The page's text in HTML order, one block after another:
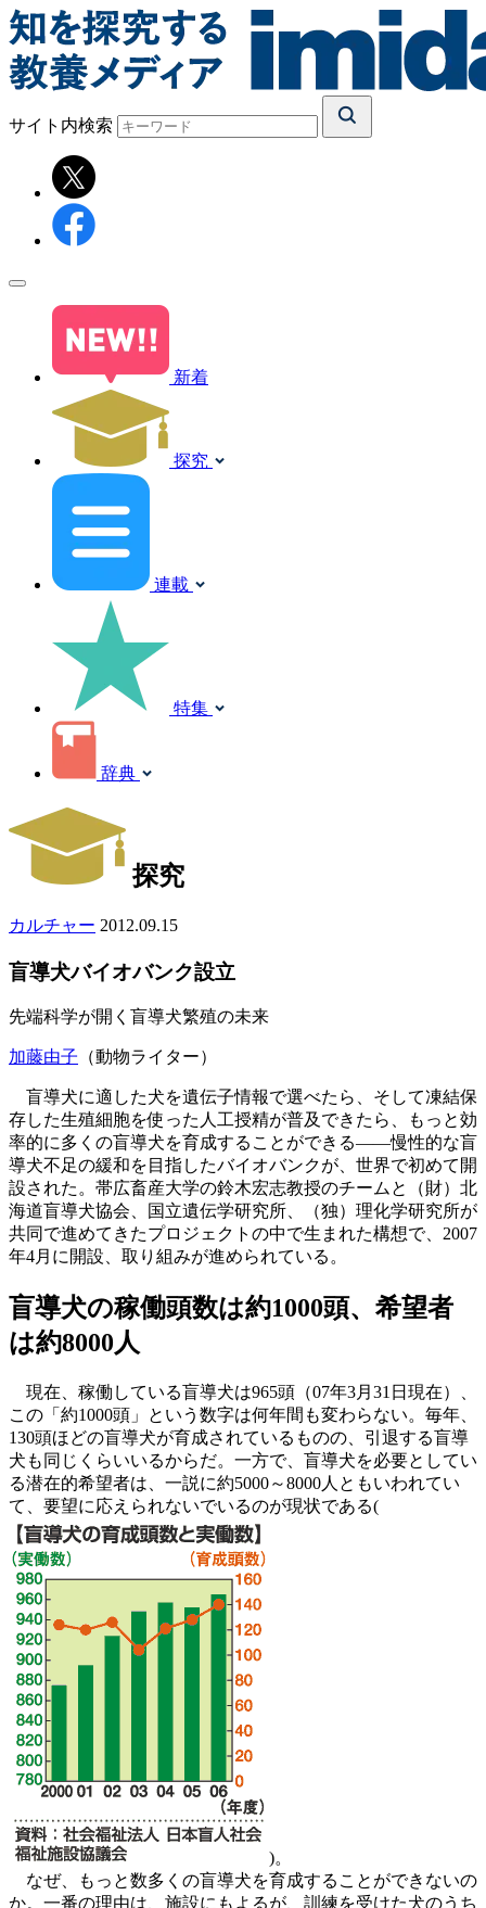
サイト内検索
新着
探究
連載
特集
辞典
探究
カルチャー 2012.09.15
盲導犬バイオバンク設立
先端科学が開く盲導犬繁殖の未来
加藤由子 （動物ライター）
盲導犬に適した犬を遺伝子情報で選べたら、そして凍結保
存した生殖細胞を使った人工授精が普及できたら、もっと効
率的に多くの盲導犬を育成することができる――慢性的な盲
導犬不足の緩和を目指したバイオバンクが、世界で初めて開
設された。帯広畜産大学の鈴木宏志教授のチームと（財）北
海道盲導犬協会、国立遺伝学研究所、（独）理化学研究所が
共同で進めてきたプロジェクトの中で生まれた構想で、2007
年4月に開設、取り組みが進められている。
盲導犬の稼働頭数は約1000頭、希望者
は約8000人
現在、稼働している盲導犬は965頭（07年3月31日現在）、
この「約1000頭」という数字は何年間も変わらない。毎年、
130頭ほどの盲導犬が育成されているものの、引退する盲導
犬も同じくらいいるからだ。一方で、盲導犬を必要としてい
る潜在的希望者は、一説に約5000～8000人ともいわれてい
て、要望に応えられないでいるのが現状である(
)。
なぜ、もっと数多くの盲導犬を育成することができないの
か。一番の理由は、施設にもよるが、訓練を受けた犬のうち